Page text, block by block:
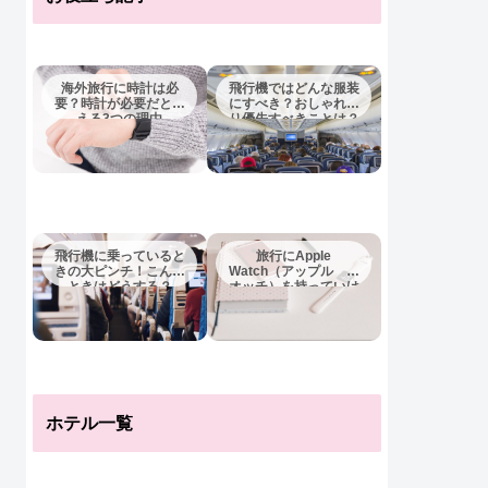
海外旅行に時計は必
要？時計が必要だとい
える3つの理由
飛行機ではどんな服装
にすべき？おしゃれよ
り優先すべきことは？
飛行機に乗っていると
きの大ピンチ！こんな
ときはどうする？
旅行にApple
Watch（アップル ウ
オッチ）を持っていけ
ば十分？
ホテル一覧